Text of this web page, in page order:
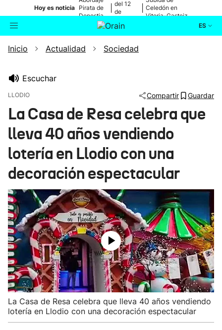
Hoy es noticia Pirata de
Donostia
del 12
de
Celedón en
Vitoria-Gasteiz
ES
Buscador Actualidad
Ikusmiran
Eguraldia
Inicio Actualidad Sociedad
Escuchar
LLODIO Compartir Guardar
La Casa de Resa celebra que
lleva 40 años vendiendo
lotería en Llodio con una
decoración espectacular
La Casa de Resa celebra que lleva 40 años vendiendo
lotería en Llodio con una decoración espectacular